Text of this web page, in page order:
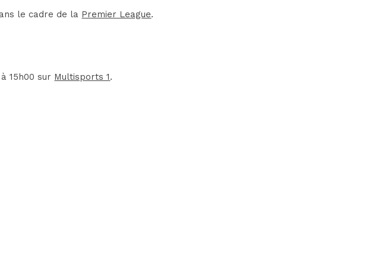
le cadre de la Premier League.
15h00 sur Multisports 1.